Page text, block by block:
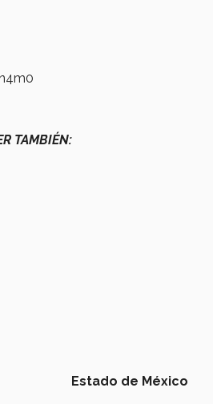
TAMBIÉN:
Estado de México